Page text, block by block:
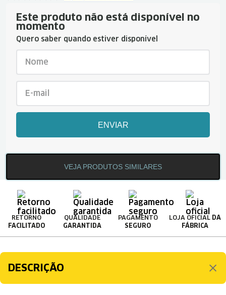
Este produto não está disponível no
momento
Quero saber quando estiver disponível
ENVIAR
VEJA PRODUTOS SIMILARES
RETORNO
FACILITADO
QUALIDADE
GARANTIDA
PAGAMENTO
SEGURO
LOJA OFICIAL DA
FÁBRICA
DESCRIÇÃO